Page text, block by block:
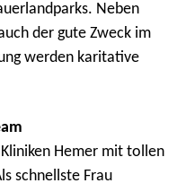
Neben
der gute Zweck im
werden karitative
Hemer mit tollen
schnellste Frau